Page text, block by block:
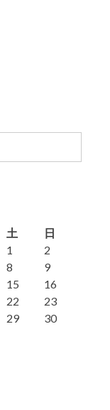
土 日
1
2
8
9
15
16
22
23
29
30